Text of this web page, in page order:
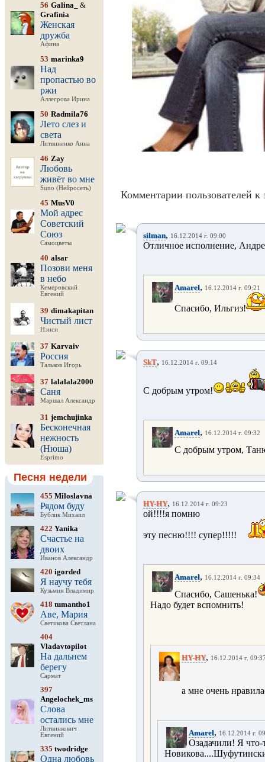
56 Galina_
&
Grafinia
Женская
дружба
Афина
53 marinka9
Над
пропастью во
ржи
Аллегрова Ирина
50 Radmila76
Лето слез и
света
Литвиненко Анна
46 Zay
Любовь
живёт во мне
Suno (Нейросеть)
45 MusV0
Мой адрес
Советский
Союз
Самоцветы
40 alsar
Позови меня
в небо
Кемеровский
Евгений
39 dimakapitan
Чистый лист
Нэнси
37 Karvaiv
Россия
Тальков Игорь
37 lalalala2000
Саня
Маршал Александр
31 jemchujinka
Бесконечная
нежность
(Нюша)
Esprimo
Песня недели
455 Miloslavna
Рядом буду
Бублик Михаил
422 Yanika
Счастье на
двоих
Иванов Александр
420 igorded
Я научу тебя
Кузьмин Владимир
418 tumantho1
Аве, Мария
Светикова Светлана
404
Vladavtopilot
На дальнем
берегу
Сармат
397
Angelochek_ms
Слова
остались мне
Литвинкович
Евгений
335 twodridge
Одна любовь
Комментарии пользователей к
silman, 16.12.2014 г. 09:00
Отличное исполнение,
Amarel, 16.12.2014 г. 09:21
Спасибо, Ильгиз!
SkT, 16.12.2014 г. 09:14
С добрым утром!
Amarel, 16.12.2014 г. 09:32
С добрым утром,
HY-HY, 16.12.2014 г. 09:23
ой!!!!я помню
эту песню!!!! супер!!!!!
Amarel, 16.12.2014 г. 09:34
Спасибо, Сашенька!
Надо будет вспомнить!
HY-HY, 16.12.2014 г.
а мне очень
Amarel, 16.12.2014 г.
Озадачили! Я